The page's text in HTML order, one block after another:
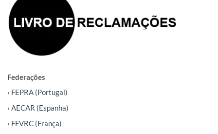
Federações
› FEPRA (Portugal)
› AECAR (Espanha)
› FFVRC (França)